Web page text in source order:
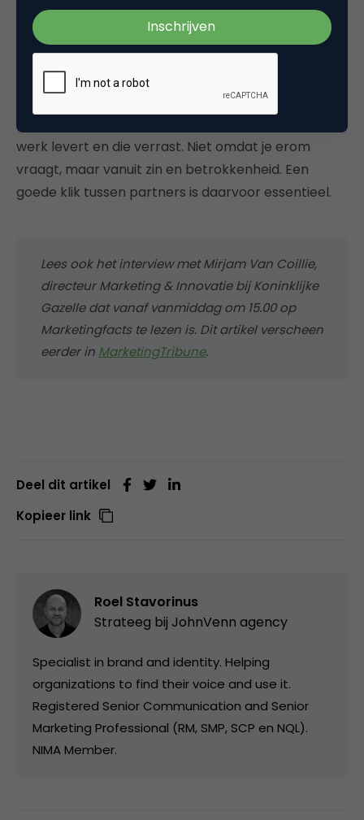
dag worden uitgenodigd om intensief samen te
werken met hun potentiële klant. Dan proef je veel
beter wat voor vlees je in de kuip hebt. Je wil een
partner vinden die je project uit kan voeren, maar
vooral een partij met wie je verder komt dan dat je
zelf voor mogelijk had gehouden. Een partij die goed
werk levert en die verrast. Niet omdat je erom
vraagt, maar vanuit zin en betrokkenheid. Een
goede klik tussen partners is daarvoor essentieel.
Lees ook het interview met Mirjam Van Coillie,
directeur Marketing & Innovatie bij Koninklijke
Gazelle dat vanaf vanmiddag om 15.00 op
Marketingfacts te lezen is. Dit artikel verscheen
eerder in MarketingTribune.
Deel dit artikel
Kopieer link
Roel Stavorinus
Strateeg bij JohnVenn agency
Specialist in brand and identity. Helping
organizations to find their voice and use it.
Registered Senior Communication and Senior
Marketing Professional (RM, SMP, SCP en NQL).
NIMA Member.